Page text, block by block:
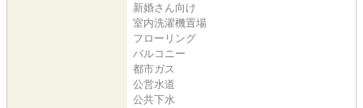
新婚さん向け
室内洗濯機置場
フローリング
バルコニー
都市ガス
公営水道
公共下水